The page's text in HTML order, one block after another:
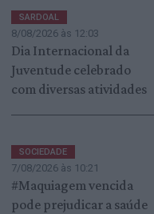
SARDOAL
8/08/2026 às 12:03
Dia Internacional da
Juventude celebrado
com diversas atividades
SOCIEDADE
7/08/2026 às 10:21
#Maquiagem vencida
pode prejudicar a saúde